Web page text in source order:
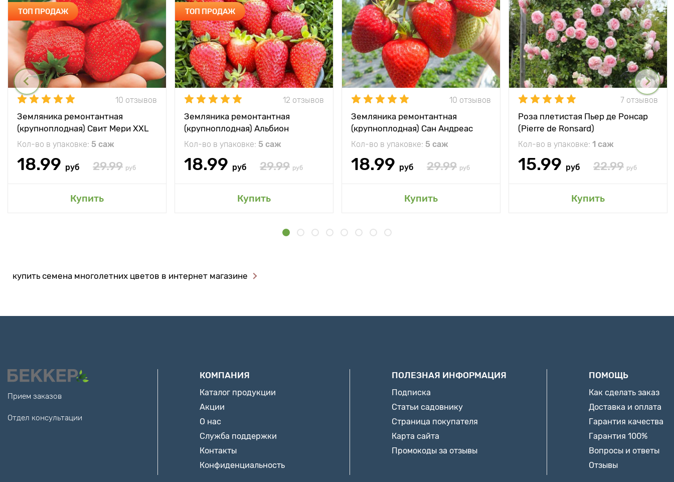
ТОП ПРОДАЖ
10 отзывов
Земляника ремонтантная
(крупноплодная) Свит Мери XXL
Кол-во в упаковке: 5 саж
18.99 руб 29.99 руб
Купить
ТОП ПРОДАЖ
12 отзывов
Земляника ремонтантная
(крупноплодная) Альбион
Кол-во в упаковке: 5 саж
18.99 руб 29.99 руб
Купить
10 отзывов
Земляника ремонтантная
(крупноплодная) Сан Андреас
Кол-во в упаковке: 5 саж
18.99 руб 29.99 руб
Купить
7 отзывов
Роза плетистая Пьер де Ронсар
(Pierre de Ronsard)
Кол-во в упаковке: 1 саж
15.99 руб 22.99 руб
Купить
купить семена многолетних цветов в интернет магазине
Прием заказов
Отдел консультации
КОМПАНИЯ
Каталог продукции
Акции
О нас
Служба поддержки
Контакты
Конфиденциальность
ПОЛЕЗНАЯ ИНФОРМАЦИЯ
Подписка
Статьи садовнику
Страница покупателя
Карта сайта
Промокоды за отзывы
ПОМОЩЬ
Как сделать заказ
Доставка и оплата
Гарантия качества
Гарантия 100%
Вопросы и ответы
Отзывы